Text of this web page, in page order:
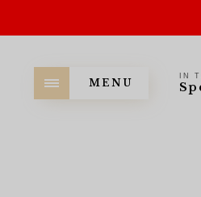
MENU
IN